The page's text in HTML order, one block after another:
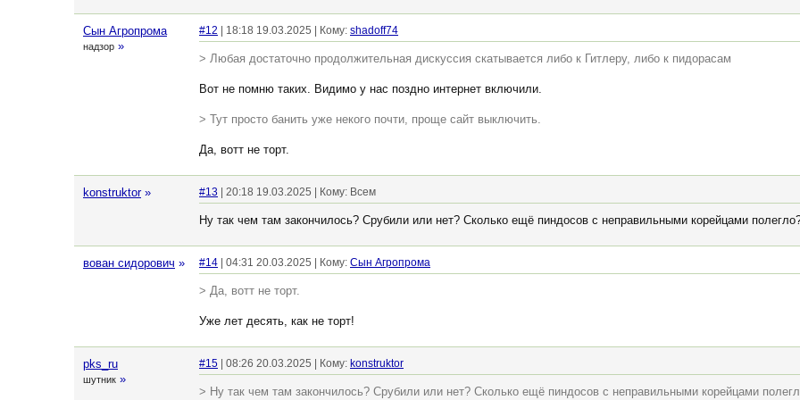
Сын Агропрома
надзор »
#12 | 18:18 19.03.2025 | Кому: shadoff74
> Любая достаточно продолжительная дискуссия скатывается либо к Гитлеру, либо к пидорасам
Вот не помню таких. Видимо у нас поздно интернет включили.
> Тут просто банить уже некого почти, проще сайт выключить.
Да, вотт не торт.
konstruktor » #13 | 20:18 19.03.2025 | Кому: Всем
Ну так чем там закончилось? Срубили или нет? Сколько ещё пиндосов с неправильными корейцами
вован сидорович » #14 | 04:31 20.03.2025 | Кому: Сын Агропрома
> Да, вотт не торт.
Уже лет десять, как не торт!
pks_ru
шутник »
#15 | 08:26 20.03.2025 | Кому: konstruktor
> Ну так чем там закончилось? Срубили или нет? Сколько ещё пиндосов с неправильными корейцами